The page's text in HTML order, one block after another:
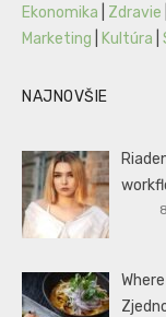
Ekonomika
Zdravie
Marketing
Kultúra
NAJNOVŠIE